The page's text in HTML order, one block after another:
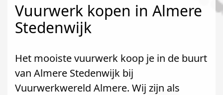
Vuurwerk kopen in Almere
Stedenwijk
Het mooiste vuurwerk koop je in de buurt
van Almere Stedenwijk bij
Vuurwerkwereld Almere. Wij zijn als